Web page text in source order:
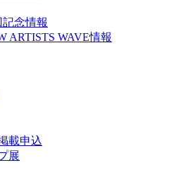
記念情報
ARTISTS WAVE情報
載申込
展